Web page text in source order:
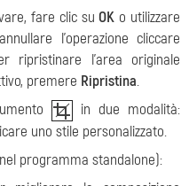
fare clic suOK o utilizzare
l'operazione cliccare
ripristinare l'area originale
premere Ripristina.
in due modalità:
uno stile personalizzato.
programma standalone):